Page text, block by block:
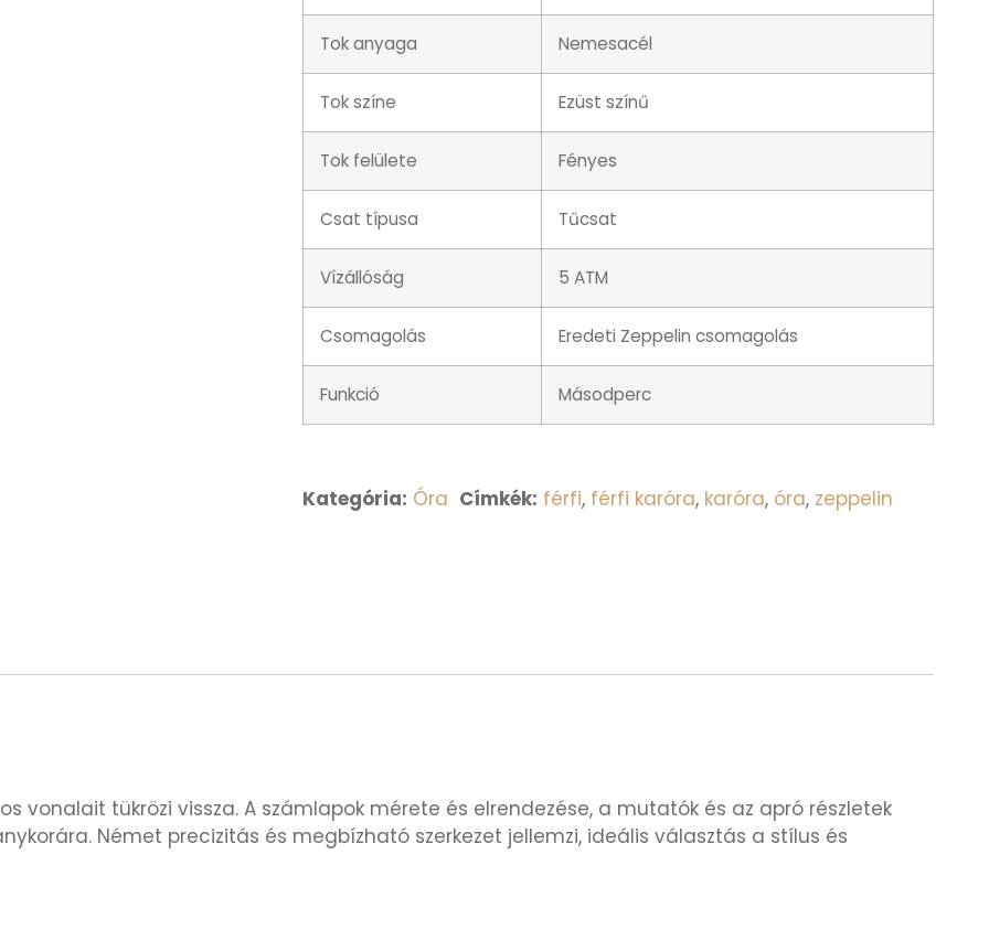
Tok anyaga Nemesacél
Tok színe Ezüst színű
Tok felülete Fényes
Csat típusa Tűcsat
Vízállóság 5 ATM
Csomagolás Eredeti Zeppelin csomagolás
Funkció Másodperc
Kategória: Óra Címkék: férfi, férfi karóra, karóra, óra, zeppelin
vonalait tükrözi vissza. A számlapok mérete és elrendezése, a mutatók és az apró részletek
Német precizitás és megbízható szerkezet jellemzi, ideális választás a stílus és